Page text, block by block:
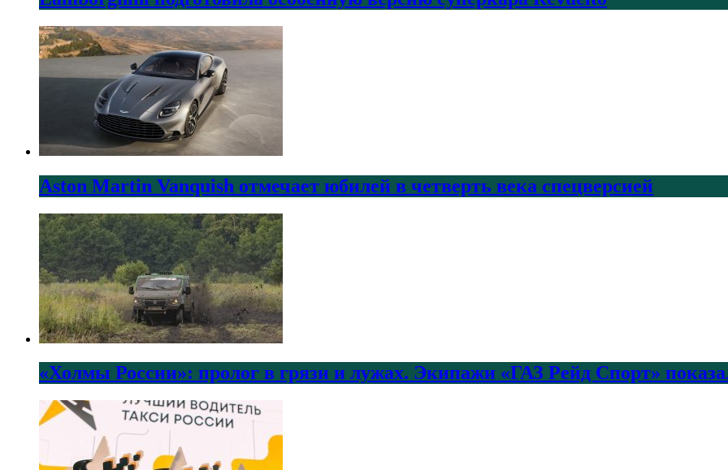
Aston Martin Vanquish отмечает юбилей в четверть века спецверсией
«Холмы России»: пролог в грязи и лужах. Экипажи «ГАЗ Рейд Спорт»